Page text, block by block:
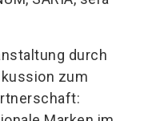
durch
zum